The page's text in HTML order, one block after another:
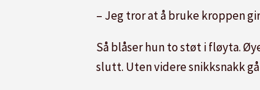
– Jeg tror at å bruke kroppen
Så blåser hun to støt i fløyta.
slutt. Uten videre snikksnakk